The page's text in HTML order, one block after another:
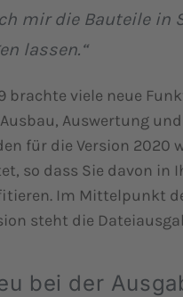
mir die Bauteile in
lassen.“
brachte viele neue
Auswertung
für die Version 2020
so dass Sie davon in
Im Mittelpunkt
steht die
bei der